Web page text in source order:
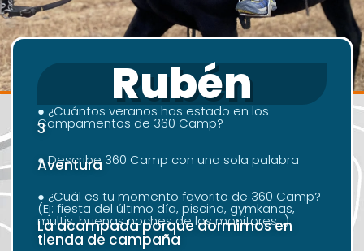
Rubén
● ¿Cuántos veranos has estado en los
Campamentos de 360 Camp?
3
● Describe 360 Camp con una sola palabra
Aventura
● ¿Cuál es tu momento favorito de 360 Camp?
(Ej: fiesta del último día, piscina, gymkanas,
multis, buenas noches de los monitores...)
La acampada porque dormimos en
tienda de campaña